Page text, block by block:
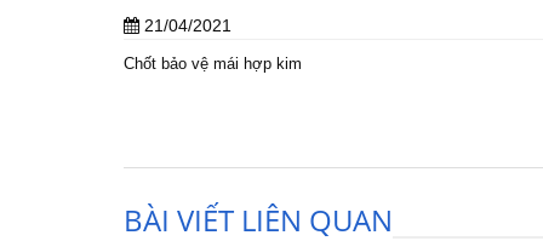
21/04/2021
Chốt bảo vệ mái hợp kim
BÀI VIẾT LIÊN QUAN